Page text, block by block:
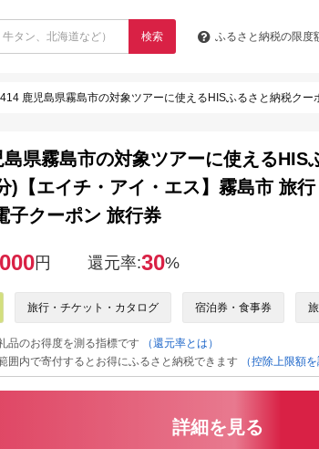
検索 ふるさと納税の限度
鹿児島県霧島市の対象ツアーに使えるHISふるさと納税クーポン(15,000円分)【エイチ・アイ・エ
県霧島市の対象ツアーに使えるHIS
)【エイチ・アイ・エス】霧島市 旅
子クーポン 旅行券
円 還元率:30%
旅行・チケット・カタログ 宿泊券・食事券
品のお得度を測る指標です
（還元率とは）
囲内で寄付するとお得にふるさと納税できます
（控除上限額を
詳細を見る